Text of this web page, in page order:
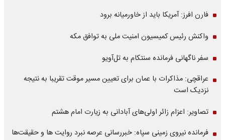
فارن افرز: آمریکا باید از خاورمیانه برود
واکنش رئیس کمیسیون امنیت ملی به توافق مکه
سفر ناگهانی فرمانده سنتکام به تل‌آویو
عراقچی: مذاکرات با عمان برای تعیین مسیر موقت تقریبا به نتیجه
نزدیک است
تصاویر: اعزام زائر اولی‌های آبادانی به زیارت امام هشتم
فرمانده نیروی زمینی سپاه: خبررسانی عرصه نبرد روایت ها و حقیقت‌ها